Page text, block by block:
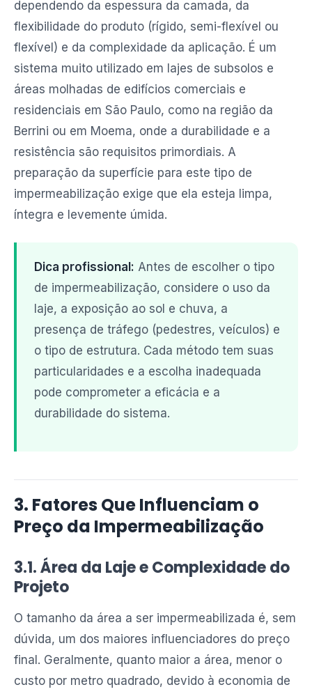
dependendo da espessura da camada, da
flexibilidade do produto (rígido, semi-flexível ou
flexível) e da complexidade da aplicação. É um
sistema muito utilizado em lajes de subsolos e
áreas molhadas de edifícios comerciais e
residenciais em São Paulo, como na região da
Berrini ou em Moema, onde a durabilidade e a
resistência são requisitos primordiais. A
preparação da superfície para este tipo de
impermeabilização exige que ela esteja limpa,
íntegra e levemente úmida.
Dica profissional: Antes de escolher o tipo
de impermeabilização, considere o uso da
laje, a exposição ao sol e chuva, a
presença de tráfego (pedestres, veículos) e
o tipo de estrutura. Cada método tem suas
particularidades e a escolha inadequada
pode comprometer a eficácia e a
durabilidade do sistema.
3. Fatores Que Influenciam o
Preço da Impermeabilização
3.1. Área da Laje e Complexidade do
Projeto
O tamanho da área a ser impermeabilizada é, sem
dúvida, um dos maiores influenciadores do preço
final. Geralmente, quanto maior a área, menor o
custo por metro quadrado, devido à economia de